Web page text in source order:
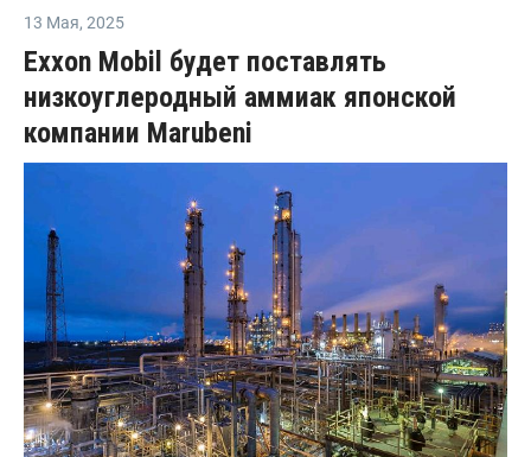
13 Мая, 2025
Exxon Mobil будет поставлять
низкоуглеродный аммиак японской
компании Marubeni